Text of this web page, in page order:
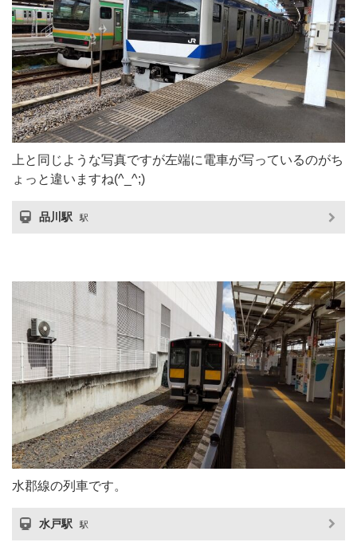
上と同じような写真ですが左端に電車が写っているのがち
ょっと違いますね(^_^;)
品川駅 駅
水郡線の列車です。
水戸駅 駅